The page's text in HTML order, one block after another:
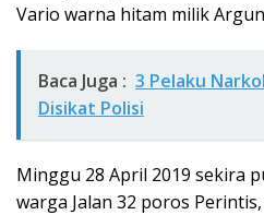
Vario warna hitam milik
Baca Juga : 3 Pelaku
Disikat Polisi
Minggu 28 April 2019 sekira
warga Jalan 32 poros